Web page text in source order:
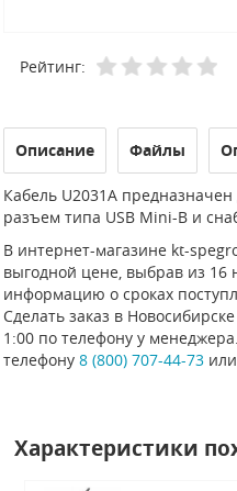
Рейтинг:
Описание Файлы
Кабель U2031A
разъем типа USB Mini-B и
В интернет-магазине kt-
выгодной цене, выбрав из 16
информацию о сроках
Сделать заказ в
1:00 по телефону у
телефону 8 (800) 707-44-73или
Характеристики